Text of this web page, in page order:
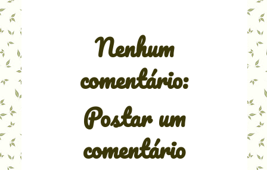
Nenhum
comentário:
Postar um
comentário